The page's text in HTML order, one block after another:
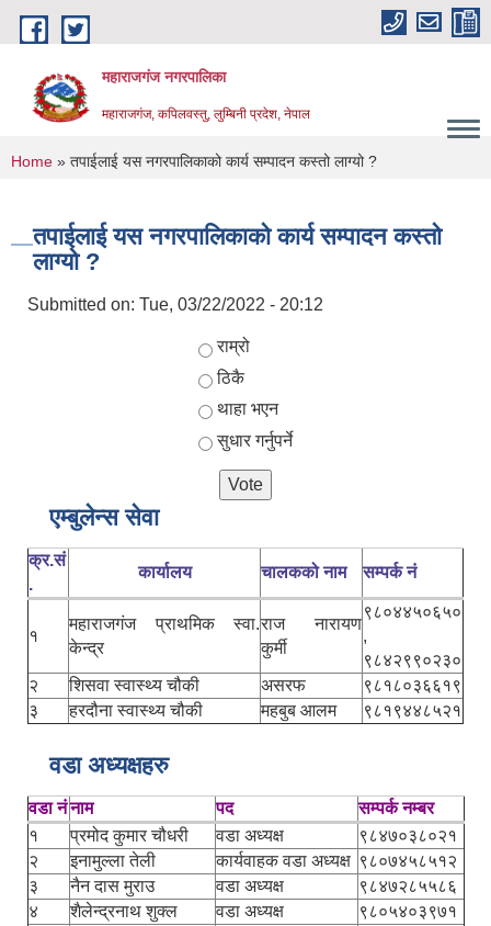
Skip to main content
महाराजगंज नगरपालिका
महाराजगंज, कपिलवस्तु, लुम्बिनी प्रदेश, नेपाल
You are here
Home » तपाईलाई यस नगरपालिकाको कार्य सम्पादन कस्तो लाग्यो ?
तपाईलाई यस नगरपालिकाको कार्य सम्पादन कस्तो
लाग्यो ?
Submitted on: Tue, 03/22/2022 - 20:12
Choices
राम्रो
ठिकै
थाहा भएन
सुधार गर्नुपर्ने
एम्बुलेन्स सेवा
क्र.सं
.
कार्यालय चालकको नाम सम्पर्क नं
१
महाराजगंज प्राथमिक स्वा.
केन्द्र
राज नारायण
कुर्मी
९८०४४५०६५०
,
९८४२९९०२३०
२
शिसवा स्वास्थ्य चौकी असरफ
९८१८०३६६१९
३
हरदौना स्वास्थ्य चौकी महबुब आलम ९८१९४४८५२१
वडा अध्यक्षहरु
वडा नंनाम पद
सम्पर्क नम्बर
१
प्रमोद कुमार चौधरी वडा अध्यक्ष
९८४७०३८०२१
२
इनामुल्ला तेली कार्यवाहक वडा अध्यक्ष ९८०७४५८५१२
३
नैन दास मुराउ वडा अध्यक्ष
९८४७२८५५८६
४
शैलेन्द्रनाथ शुक्ल वडा अध्यक्ष
९८०५४०३९७१